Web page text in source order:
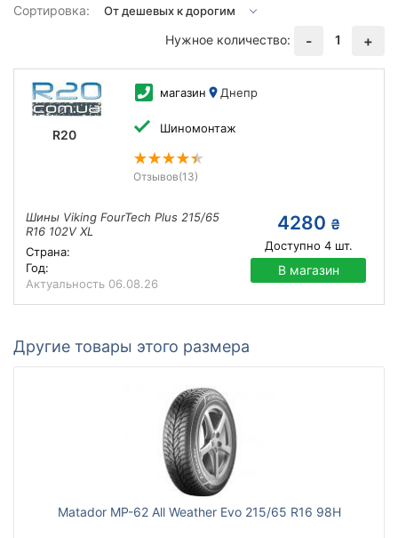
Сортировка:
Нужное количество:
- 1 +
R20
магазин Днепр
Шиномонтаж
Отзывов(13)
Шины Viking FourTech Plus 215/65
R16 102V XL
Страна:
Год:
Актуальность 06.08.26
4280 ₴
Доступно 4шт.
В магазин
Другие товары этого размера
Matador MP-62 All Weather Evo 215/65 R16 98H